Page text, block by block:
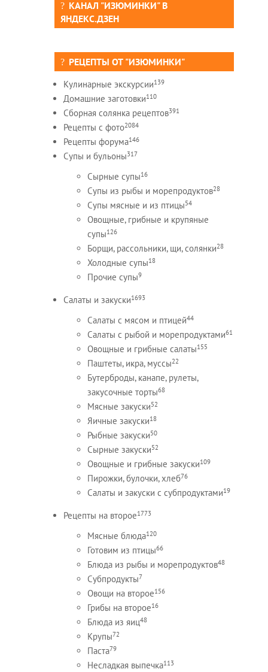
КАНАЛ "ИЗЮМИНКИ" В
ЯНДЕКС.ДЗЕН
РЕЦЕПТЫ ОТ "ИЗЮМИНКИ"
Кулинарные экскурсии139
Домашние заготовки110
Сборная солянка рецептов391
Рецепты c фото2084
Рецепты форума146
Супы и бульоны317
Сырные супы16
Супы из рыбы и морепродуктов28
Супы мясные и из птицы54
Овощные, грибные и крупяные
супы126
Борщи, рассольники, щи, солянки28
Холодные супы18
Прочие супы9
Салаты и закуски1693
Салаты с мясом и птицей44
Салаты с рыбой и морепродуктами61
Овощные и грибные салаты155
Паштеты, икра, муссы22
Бутерброды, канапе, рулеты,
закусочные торты68
Мясные закуски52
Яичные закуски18
Рыбные закуски50
Сырные закуски52
Овощные и грибные закуски109
Пирожки, булочки, хлеб76
Салаты и закуски с субпродуктами19
Рецепты на второе1773
Мясные блюда120
Готовим из птицы66
Блюда из рыбы и морепродуктов48
Субпродукты7
Овощи на второе156
Грибы на второе16
Блюда из яиц48
Крупы72
Паста79
Несладкая выпечка113